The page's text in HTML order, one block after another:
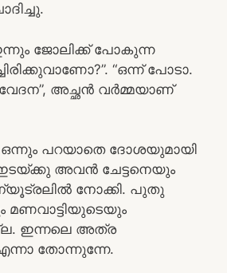
ഇന്നും ജോലിക്ക് പോകുന്ന
“ഒന്ന് പോടാ.
അച്ഛൻ വർമ്മയാണ്
പറയാതെ ദോശയുമായി
അവൻ ചേട്ടനെയും
നോക്കി. പുതു
ഇന്നലെ അത്ര
തോന്നുന്നേ.